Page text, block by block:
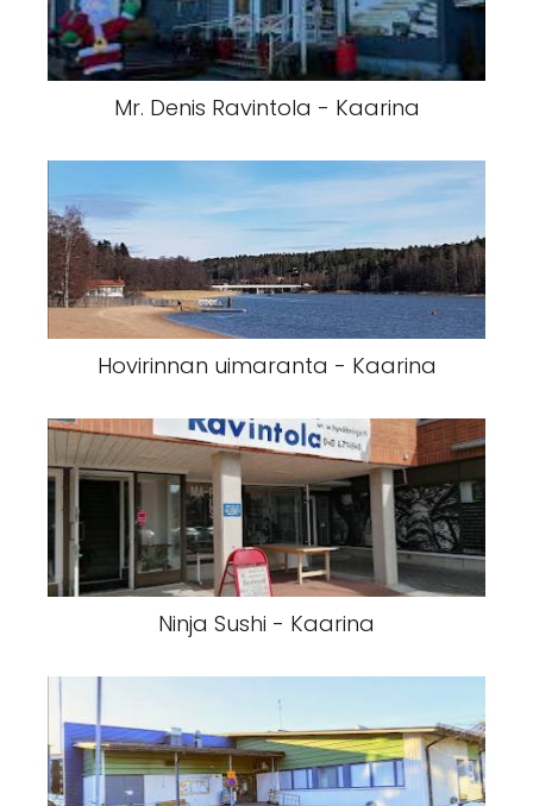
Mr. Denis Ravintola - Kaarina
Hovirinnan uimaranta - Kaarina
Ninja Sushi - Kaarina